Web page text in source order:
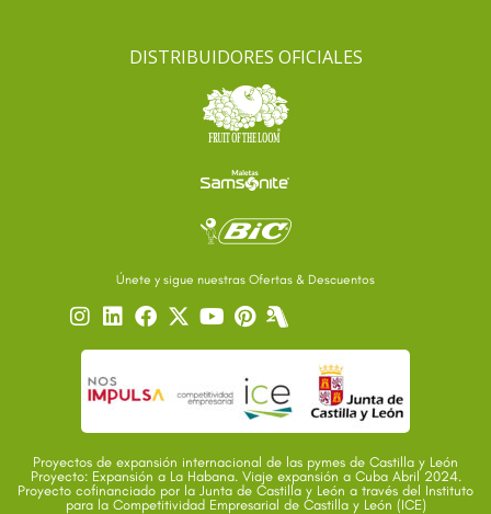
DISTRIBUIDORES OFICIALES
Únete y sigue nuestras Ofertas & Descuentos
Proyectos de expansión internacional de las pymes de Castilla y León
Proyecto: Expansión a La Habana. Viaje expansión a Cuba Abril 2024.
Proyecto cofinanciado por la Junta de Castilla y León a través del Instituto
para la Competitividad Empresarial de Castilla y León (ICE)